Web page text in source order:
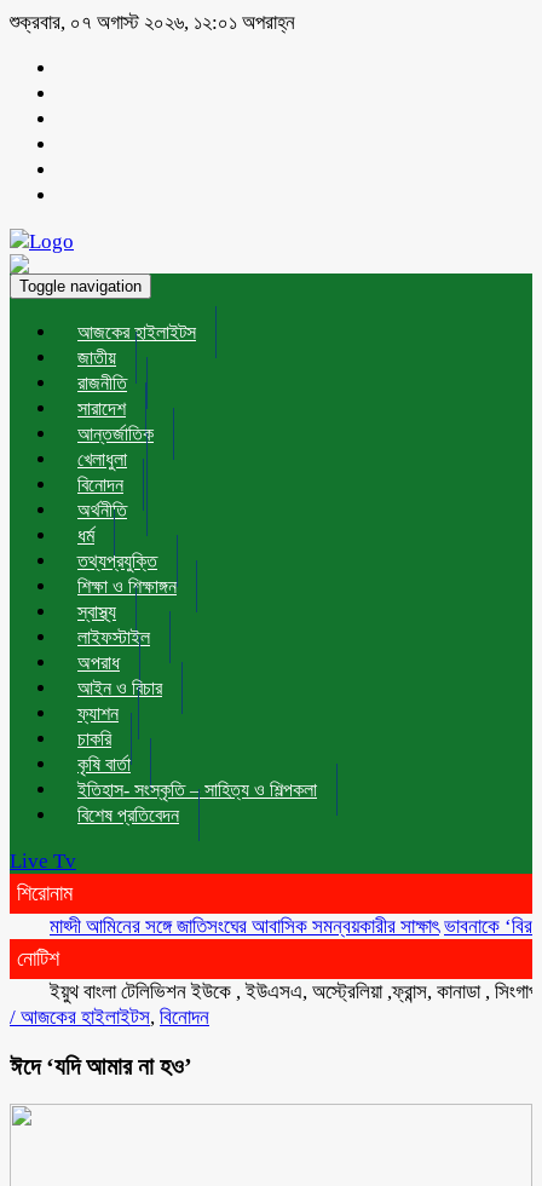
শুক্রবার, ০৭ অগাস্ট ২০২৬, ১২:০১ অপরাহ্ন
Toggle navigation
আজকের হাইলাইটস
জাতীয়
রাজনীতি
সারাদেশ
আন্তর্জাতিক
খেলাধুলা
বিনোদন
অর্থনীতি
ধর্ম
তথ্যপ্রযুক্তি
শিক্ষা ও শিক্ষাঙ্গন
স্বাস্থ্য
লাইফস্টাইল
অপরাধ
আইন ও বিচার
ফ্যাশন
চাকরি
কৃষি বার্তা
ইতিহাস- সংস্কৃতি – সাহিত্য ও শিল্পকলা
বিশেষ প্রতিবেদন
Live Tv
শিরোনাম
মাহ্দী আমিনের সঙ্গে জাতিসংঘের আবাসিক সমন্বয়কারীর সাক্ষাৎ ভাবনাকে ‘বিরল
নোটিশ
ইয়ুথ বাংলা টেলিভিশন ইউকে , ইউএসএ, অস্ট্রেলিয়া ,ফ্রান্স, কানাডা , সিংগাপুর ,
/ আজকের হাইলাইটস, বিনোদন
ঈদে ‘যদি আমার না হও’